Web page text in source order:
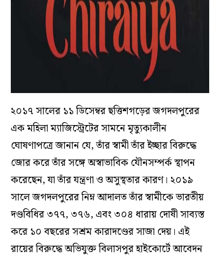
২০১৭ সালের ১১ ডিসেম্বর ছত্তিশগড়ের জগদলপুরের
এক মহিলা ম্যাজিস্ট্রেটের সামনে মৃত্যুকালীন
ঘোষণাপত্রে জানান যে, তাঁর স্বামী তাঁর ইচ্ছার বিরুদ্ধে
জোর করে তাঁর সঙ্গে অস্বাভাবিক যৌনসম্পর্ক স্থাপন
করেছেন, যা তাঁর যন্ত্রণা ও অসুস্থতার কারণ। ২০১৯
সালে জগদলপুরের নিম্ন আদালত তাঁর স্বামীকে ভারতীয়
দণ্ডবিধির ৩৭৭, ৩৭৬, এবং ৩০৪ ধারায় দোষী সাব্যস্ত
করে ১০ বছরের সশ্রম কারাদণ্ডের সাজা দেয়। এই
রায়ের বিরুদ্ধে অভিযুক্ত বিলাসপুর হাইকোর্টে আবেদন